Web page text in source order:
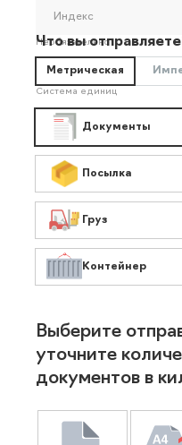
Индекс
Необязательно
Что вы
Метрическая
Система единиц
Документы
Посылка
Груз
Контейнер
Выберите
уточните
документов в